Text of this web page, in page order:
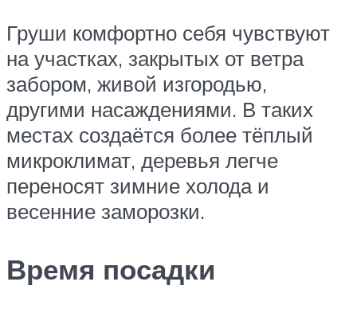
Груши комфортно себя чувствуют
на участках, закрытых от ветра
забором, живой изгородью,
другими насаждениями. В таких
местах создаётся более тёплый
микроклимат, деревья легче
переносят зимние холода и
весенние заморозки.
Время посадки